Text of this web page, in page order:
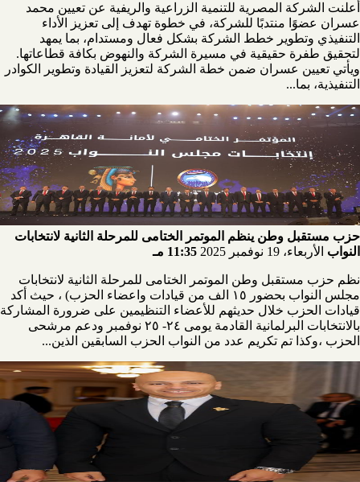
أعلنت الشركة المصرية للتنمية الزراعية والريفية عن تعيين محمد
عسران عضوًا منتدبًا للشركة، في خطوة تهدف إلى تعزيز الأداء
التنفيذي وتطوير خطط الشركة بشكل فعال ومستدام، بما يمهد
لتحقيق طفرة حقيقية في مسيرة الشركة والنهوض بكافة قطاعاتها.
ويأتي تعيين عسران ضمن خطة الشركة لتعزيز القيادة وتطوير الكوادر
التنفيذية، بما...
حزب مستقبل وطن ينظم الموتمر الختامى للمرحلة الثانية لانتخابات
النواب الأربعاء، 19 نوفمبر 2025 11:35 مـ
نظم حزب مستقبل وطن الموتمر الختامى للمرحلة الثانية لانتخابات
مجلس النواب بحضور ١٥ الف من قيادات واعضاء الحزب) ، حيث أكد
قيادات الحزب خلال حديثهم للأعضاء التنظيمين على ضرورة المشاركة
بالانتخابات البرلمانية القادمة يومى ٢٤- ٢٥ نوفمبر ودعم مرشحى
الحزب ،وكذا تم تكريم عدد من النواب الحزب السابقين الذين...